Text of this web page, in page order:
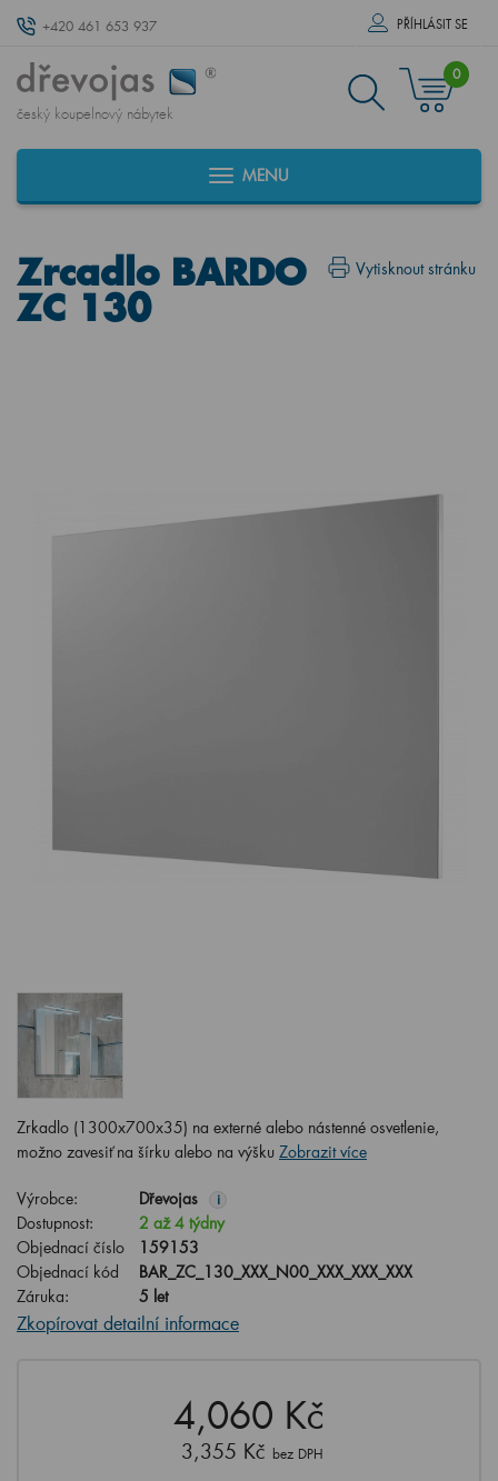
+420 461 653 937 PŘÍHLÁSIT SE
český koupelnový nábytek
0
MENU
Vytisknout stránku
Zrcadlo BARDO
ZC 130
Zrkadlo (1300x700x35) na externé alebo nástenné osvetlenie,
možno zavesiť na šírku alebo na výšku Zobrazit více
Výrobce: Dřevojas i
Dostupnost:
2 až 4 týdny
Objednací číslo
159153
Objednací kód
BAR_ZC_130_XXX_N00_XXX_XXX_XXX
Záruka:
5 let
Zkopírovat detailní informace
4,060 Kč
3,355 Kč bez DPH